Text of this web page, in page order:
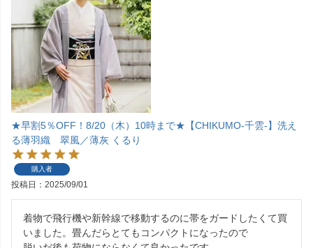
★早割5％OFF！8/20（木）10時まで★【CHIKUMO-千雲-】洗え
る薄羽織 翠風／薄灰 くるり
購入者
投稿日 2025/09/01
着物で飛行機や新幹線で移動するのに帯をガードしたくて買
いました。畳んだらとてもコンパクトになったので